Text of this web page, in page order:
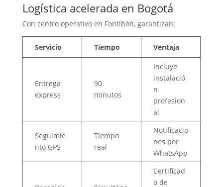
Logística acelerada en Bogotá
Con centro operativo en Fontibón, garantizan:
Servicio Tiempo Ventaja
Entrega
express
90
minutos
Incluye
instalació
n
profesion
al
Seguimie
nto GPS
Tiempo
real
Notificacio
nes por
WhatsApp
Certificad
o de